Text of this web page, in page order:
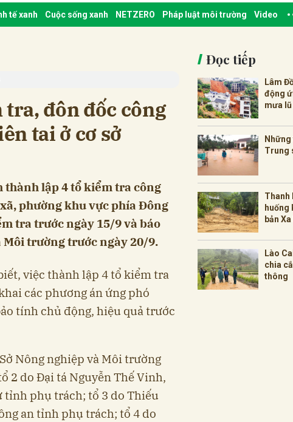
tế xanh Cuộc sống xanh NETZERO Pháp luật môi trường Video
đôn đốc công
tai ở cơ sở
lập 4 tổ kiểm tra công
phường khu vực phía Đông
tra trước ngày 15/9 và báo
Môi trường trước ngày 20/9.
việc thành lập 4 tổ kiểm tra
các phương án ứng phó
tính chủ động, hiệu quả trước
Nông nghiệp và Môi trường
2 do Đại tá Nguyễn Thế Vinh,
tỉnh phụ trách; tổ 3 do Thiếu
an tỉnh phụ trách; tổ 4 do
Đọc tiếp
Lâm
động
mưa lũ
Trung
Thanh
huống
bản
Lào
chia
thông